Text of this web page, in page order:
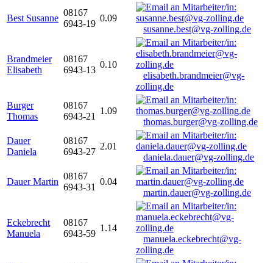
Best Susanne
08167
6943-19
0.09
susanne.best@vg-zolling.de
Brandmeier
Elisabeth
08167
6943-13
0.10
elisabeth.brandmeier@vg-
zolling.de
Burger
Thomas
08167
6943-21
1.09
thomas.burger@vg-zolling.de
Dauer
Daniela
08167
6943-27
2.01
daniela.dauer@vg-zolling.de
Dauer Martin
08167
6943-31
0.04
martin.dauer@vg-zolling.de
Eckebrecht
Manuela
08167
6943-59
1.14
manuela.eckebrecht@vg-
zolling.de